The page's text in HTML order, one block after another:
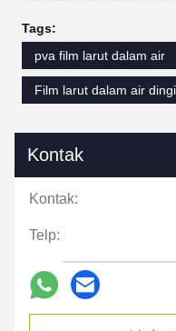
Tags:
pva film larut dalam air
Film larut dalam air
Kontak
Kontak:
Telp: